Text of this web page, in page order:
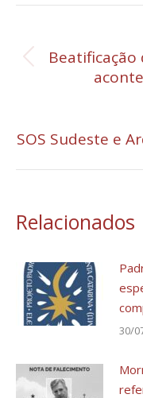
de
Beatificação
SOS Sudeste e
Relacionados
30/